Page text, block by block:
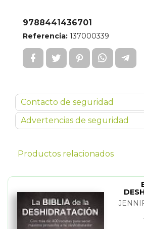
9788441436701
Referencia: 137000339
Contacto de seguridad
Advertencias de seguridad
Productos relacionados